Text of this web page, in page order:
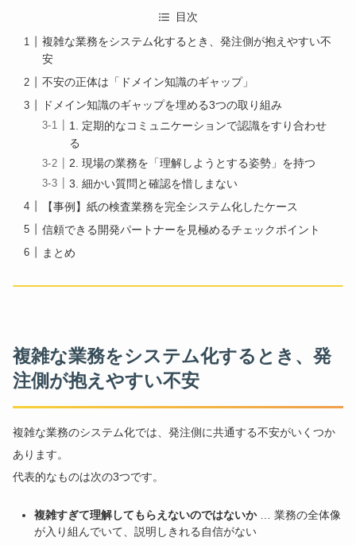
目次
複雑な業務をシステム化するとき、発注側が抱えやすい不
安
不安の正体は「ドメイン知識のギャップ」
ドメイン知識のギャップを埋める3つの取り組み
1. 定期的なコミュニケーションで認識をすり合わせ
る
2. 現場の業務を「理解しようとする姿勢」を持つ
3. 細かい質問と確認を惜しまない
【事例】紙の検査業務を完全システム化したケース
信頼できる開発パートナーを見極めるチェックポイント
まとめ
複雑な業務をシステム化するとき、発
注側が抱えやすい不安
複雑な業務のシステム化では、発注側に共通する不安がいくつか
あります。
代表的なものは次の3つです。
複雑すぎて理解してもらえないのではないか… 業務の全体像
が入り組んでいて、説明しきれる自信がない